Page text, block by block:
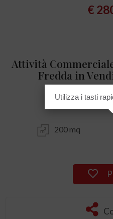
€
Attività
Fredda in
Centro -
200 mq
Utilizza i tasti